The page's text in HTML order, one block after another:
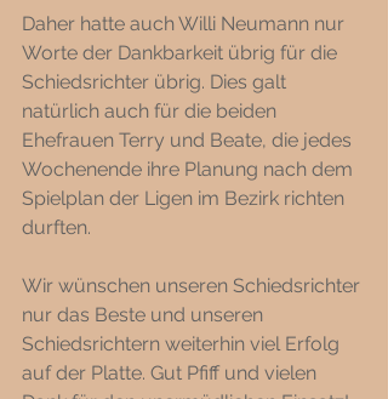
Daher hatte auch Willi Neumann nur
Worte der Dankbarkeit übrig für die
Schiedsrichter übrig. Dies galt
natürlich auch für die beiden
Ehefrauen Terry und Beate, die jedes
Wochenende ihre Planung nach dem
Spielplan der Ligen im Bezirk richten
durften.
Wir wünschen unseren Schiedsrichter
nur das Beste und unseren
Schiedsrichtern weiterhin viel Erfolg
auf der Platte. Gut Pfiff und vielen